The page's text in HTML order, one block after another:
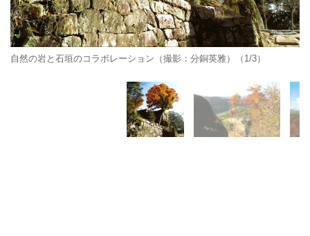
自然の岩と石垣のコラボレーション（撮影：分銅英雅）（1/3）